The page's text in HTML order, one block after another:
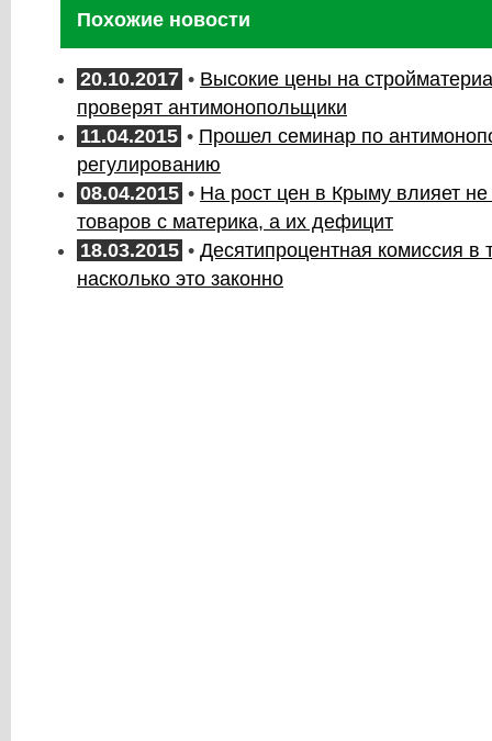
Похожие новости
20.10.2017 • Высокие цены на
проверят антимонопольщики
11.04.2015 • Прошел семинар по
регулированию
08.04.2015 • На рост цен в Крыму влияет не
товаров с материка, а их дефицит
18.03.2015 • Десятипроцентная комиссия в
насколько это законно